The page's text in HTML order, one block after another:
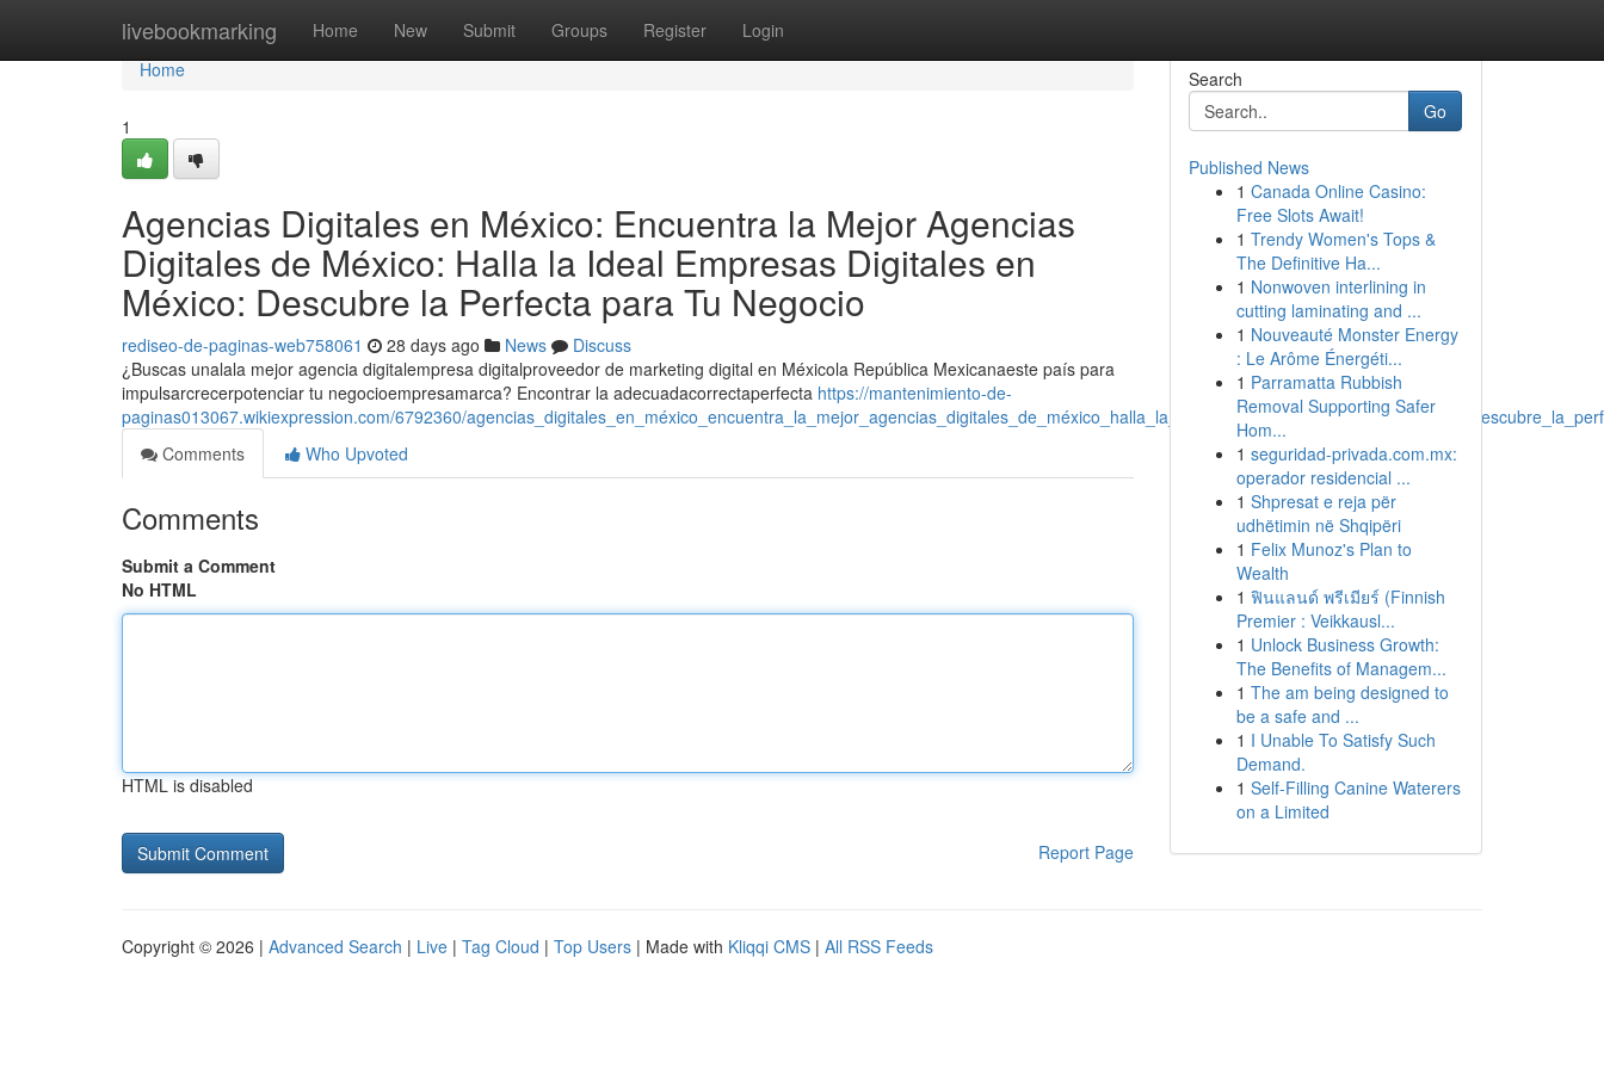
livebookmarking Home New Submit Groups Register Login
Home
Home
1
Agencias Digitales en México: Encuentra la Mejor Agencias
Digitales de México: Halla la Ideal Empresas Digitales en
México: Descubre la Perfecta para Tu Negocio
rediseo-de-paginas-web758061 28 days ago News
Discuss
¿Buscas unalala mejor agencia digitalempresa digitalproveedor de marketing digital en Méxicola República Mexicanaeste país para
impulsarcrecerpotenciar tu negocioempresamarca? Encontrar la adecuadacorrectaperfecta https://mantenimiento-de-
paginas013067.wikiexpression.com/6792360/
Comments
Who Upvoted
Comments
Submit a Comment
No HTML
HTML is disabled
Report Page
Search
Go
Published News
1 Canada Online Casino:
Free Slots Await!
1 Trendy Women's Tops &
The Definitive Ha...
1 Nonwoven interlining in
cutting laminating and ...
1 Nouveauté Monster Energy
: Le Arôme Énergéti...
1 Parramatta Rubbish
Removal Supporting Safer
Hom...
1 seguridad-privada.com.mx:
operador residencial ...
1 Shpresat e reja për
udhëtimin në Shqipëri
1 Felix Munoz's Plan to
Wealth
1 ฟินแลนด์ พรีเมียร์ (Finnish
Premier : Veikkausl...
1 Unlock Business Growth:
The Benefits of Managem...
1 The am being designed to
be a safe and ...
1 I Unable To Satisfy Such
Demand.
1 Self-Filling Canine Waterers
on a Limited
Copyright © 2026 | Advanced Search | Live | Tag Cloud | Top Users | Made with Kliqqi CMS | All RSS Feeds